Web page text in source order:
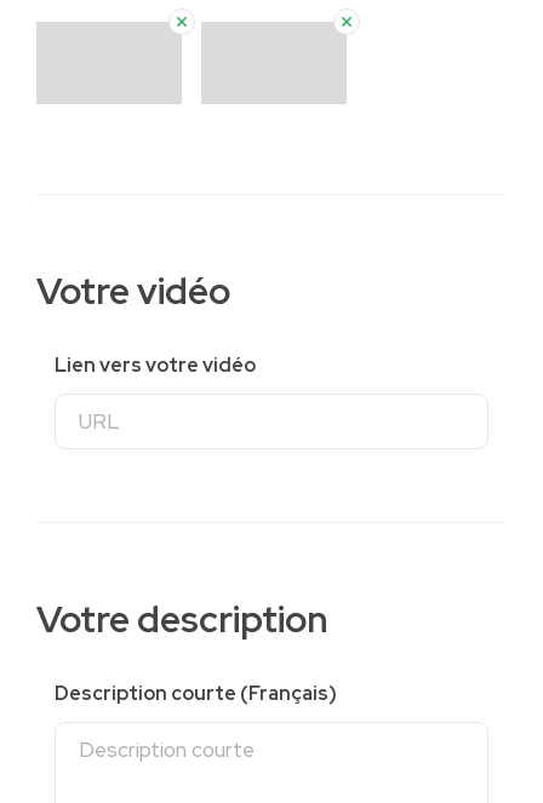
Votre vidéo
Lien vers votre vidéo
Votre description
Description courte (Français)